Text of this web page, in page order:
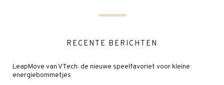
RECENTE BERICHTEN
LeapMove van VTech: de nieuwe speelfavoriet voor kleine
energiebommetjes